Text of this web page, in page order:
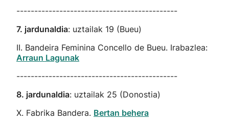
---------------------------------------------
7. jardunaldia: uztailak 19 (Bueu)
II. Bandeira Feminina Concello de Bueu. Irabazlea:
Arraun Lagunak
---------------------------------------------
8. jardunaldia: uztailak 25 (Donostia)
X. Fabrika Bandera. Bertan behera